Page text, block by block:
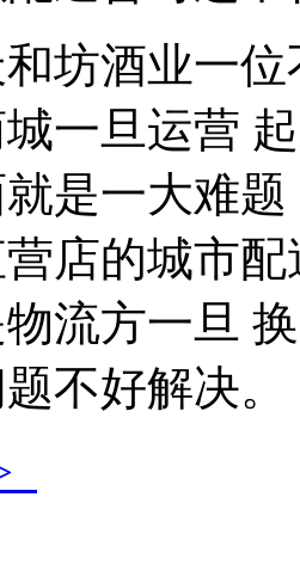
酒业一位
一旦运营
是一大难
店的城市
流方一旦
不好解决。